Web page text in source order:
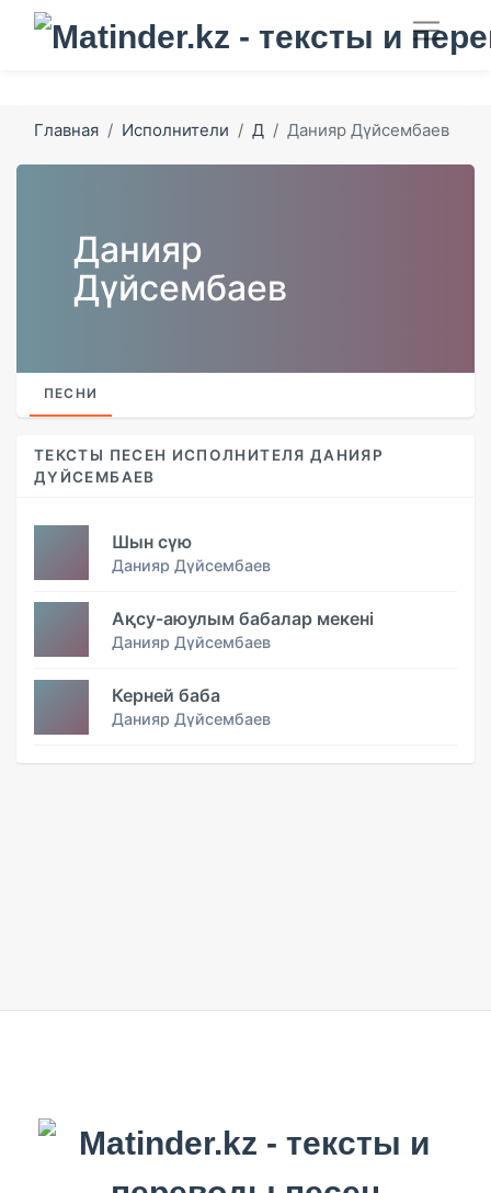
Главная Исполнители Д Данияр Дүйсембаев
Данияр
Дүйсембаев
ПЕСНИ
ТЕКСТЫ ПЕСЕН ИСПОЛНИТЕЛЯ ДАНИЯР
ДҮЙСЕМБАЕВ
Шын сүю
Данияр Дүйсембаев
Ақсу-аюулым бабалар мекені
Данияр Дүйсембаев
Керней баба
Данияр Дүйсембаев